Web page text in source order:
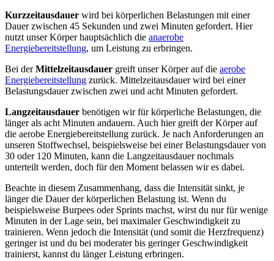
Kurzzeitausdauer wird bei körperlichen Belastungen mit einer
Dauer zwischen 45 Sekunden und zwei Minuten gefordert. Hier
nutzt unser Körper hauptsächlich die anaerobe
Energiebereitstellung, um Leistung zu erbringen.
Bei derMittelzeitausdauer greift unser Körper auf die aerobe
Energiebereitstellung zurück. Mittelzeitausdauer wird bei einer
Belastungsdauer zwischen zwei und acht Minuten gefordert.
Langzeitausdauer benötigen wir für körperliche Belastungen, die
länger als acht Minuten andauern. Auch hier greift der Körper auf
die aerobe Energiebereitstellung zurück. Je nach Anforderungen an
unseren Stoffwechsel, beispielsweise bei einer Belastungsdauer von
30 oder 120 Minuten, kann die Langzeitausdauer nochmals
unterteilt werden, doch für den Moment belassen wir es dabei.
Beachte in diesem Zusammenhang, dass die Intensität sinkt, je
länger die Dauer der körperlichen Belastung ist. Wenn du
beispielsweise Burpees oder Sprints machst, wirst du nur für wenige
Minuten in der Lage sein, bei maximaler Geschwindigkeit zu
trainieren. Wenn jedoch die Intensität (und somit die Herzfrequenz)
geringer ist und du bei moderater bis geringer Geschwindigkeit
trainierst, kannst du länger Leistung erbringen.